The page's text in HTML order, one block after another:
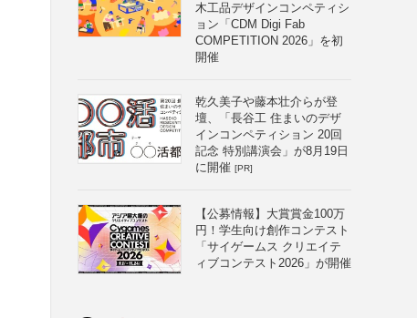
木工品デザインコンペティシ
ョン「CDM Digi Fab
COMPETITION 2026」を初
開催
乾久美子や藤本壮介らが登
壇、「長谷工 住まいのデザ
インコンペティション 20回
記念 特別講演会」が8月19日
に開催 [PR]
【公募情報】大賞賞金100万
円！学生向け創作コンテスト
「サイゲームス クリエイテ
ィブコンテスト2026」が開催